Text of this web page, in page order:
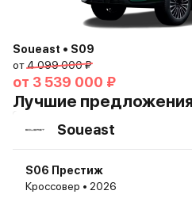
Soueast • S09
от4 099 000 ₽
от 3 539 000 ₽
Лучшие
Soueast
S06 Престиж
Кроссовер • 2026